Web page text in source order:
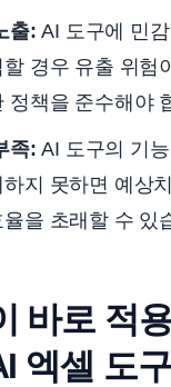
출: AI 도구에 민
경우 유출 위험
정책을 준수해야
족: AI 도구의 기
지 못하면 예상
율을 초래할 수 있
바로 적
엑셀 도